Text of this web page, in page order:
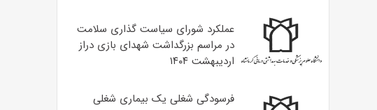
عملکرد شورای سیاست گذاری سلامت
در مراسم بزرگداشت شهدای بازی دراز
اردیبهشت ۱۴۰۴
فرسودگی شغلی یک بیماری شغلی